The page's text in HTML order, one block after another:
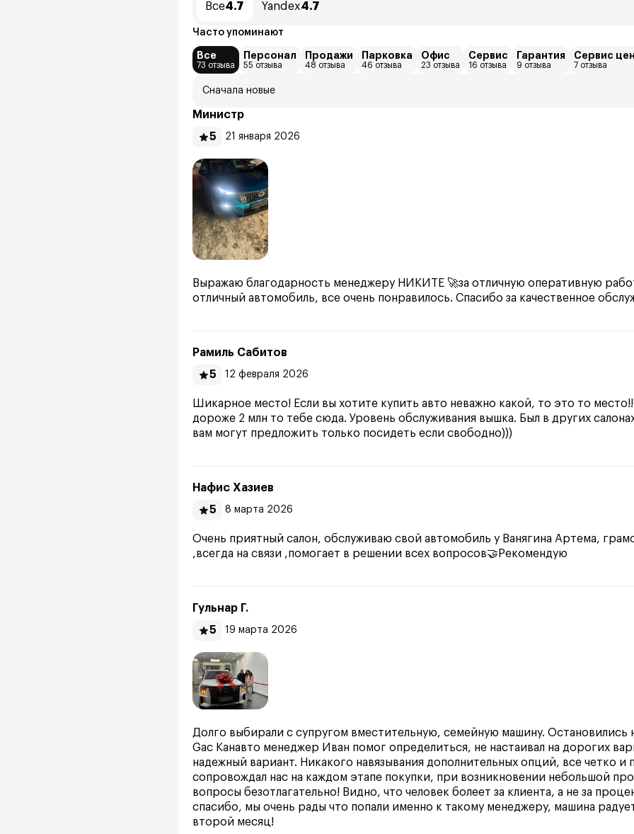
Все4.7 Yandex4.7
Часто упоминают
Все
73 отзыва
Персонал
55 отзыва
Продажи
48 отзыва
Парковка
46 отзыва
Офис
23 отзыва
Сервис
16 отзыва
Гарантия
9 отзыва
Сервис
7 отзыва
Сначала новые
Министр
5
21 января 2026
Выражаю благодарность менеджеру НИКИТЕ 🚀за отличную оперативную
отличный автомобиль, все очень понравилось. Спасибо за качественное
Рамиль Сабитов
5
12 февраля 2026
Шикарное место! Если вы хотите купить авто неважно какой, то это то
дороже 2 млн то тебе сюда. Уровень обслуживания вышка. Был в других
вам могут предложить только посидеть если свободно)))
Нафис Хазиев
5
8 марта 2026
Очень приятный салон, обслуживаю свой автомобиль у Ванягина Артема,
,всегда на связи ,помогает в решении всех вопросов🤝Рекомендую
Гульнар Г.
5
19 марта 2026
Долго выбирали с супругом вместительную, семейную машину. Остановились
Gac Канавто менеджер Иван помог определиться, не настаивал на дорогих
надежный вариант. Никакого навязывания дополнительных опций, все четко и
сопровождал нас на каждом этапе покупки, при возникновении небольшой
вопросы безотлагательно! Видно, что человек болеет за клиента, а не за
спасибо, мы очень рады что попали именно к такому менеджеру, машина
второй месяц!